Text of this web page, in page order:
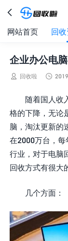

网站首页 回
企业办公电
 回收啦 
随着国人收
格的下降，无论
脑，淘汰更新的
在2000万台，每
行业，对于电脑
回收方式有很大
几个方面：